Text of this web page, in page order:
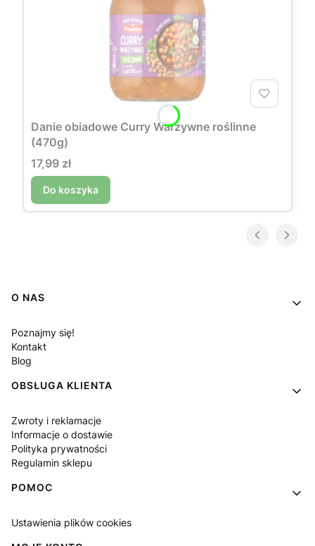
Danie obiadowe Curry Warzywne roślinne
(470g)
Cena
17,99 zł
Do koszyka
Linki w stopce
O NAS
Poznajmy się!
Kontakt
Blog
OBSŁUGA KLIENTA
Zwroty i reklamacje
Informacje o dostawie
Polityka prywatności
Regulamin sklepu
POMOC
Ustawienia plików cookies